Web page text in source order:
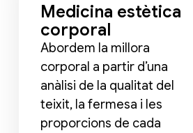
Medicina estètica
corporal
Abordem la millora
corporal a partir d’una
anàlisi de la qualitat del
teixit, la fermesa i les
proporcions de cada